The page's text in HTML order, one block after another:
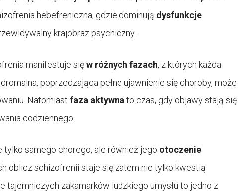
hebefreniczna, gdzie dominują dysfunkcje
krajobraz psychiczny.
manifestuje sięw różnych fazach, z których każda
poprzedzająca pełne ujawnienie się choroby, może
Natomiast faza aktywna to czas, gdy objawy stają się
codziennego.
samego chorego, ale również jego otoczenie
oblicz schizofrenii staje się zatem nie tylko kwestią
tajemniczych zakamarków ludzkiego umysłu to jedno z